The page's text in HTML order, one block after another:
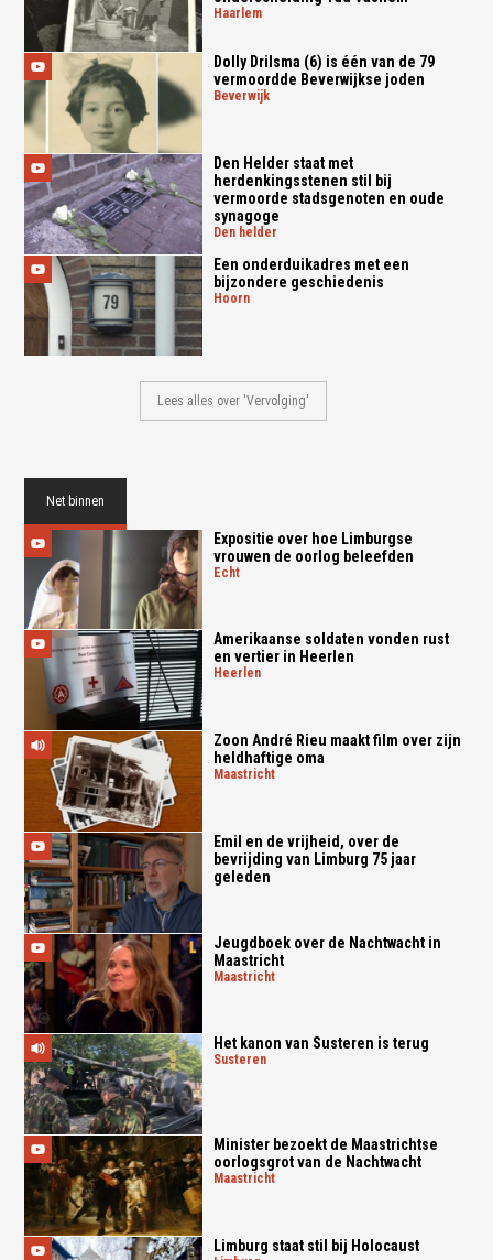
haarlem
Dolly Drilsma (6) is één van de 79
vermoordde Beverwijkse joden
beverwijk
Den Helder staat met
herdenkingsstenen stil bij
vermoorde stadsgenoten en oude
synagoge
den helder
Een onderduikadres met een
bijzondere geschiedenis
hoorn
Lees alles over 'Vervolging'
Net binnen
Expositie over hoe Limburgse
vrouwen de oorlog beleefden
echt
Amerikaanse soldaten vonden rust
en vertier in Heerlen
heerlen
Zoon André Rieu maakt film over zijn
heldhaftige oma
maastricht
Emil en de vrijheid, over de
bevrijding van Limburg 75 jaar
geleden
Jeugdboek over de Nachtwacht in
Maastricht
maastricht
Het kanon van Susteren is terug
susteren
Minister bezoekt de Maastrichtse
oorlogsgrot van de Nachtwacht
maastricht
Limburg staat stil bij Holocaust